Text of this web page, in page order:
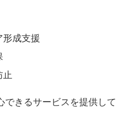
形成支援
止
できるサービスを提供して